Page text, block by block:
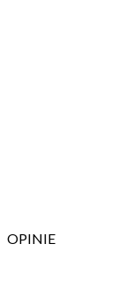
OPINIE